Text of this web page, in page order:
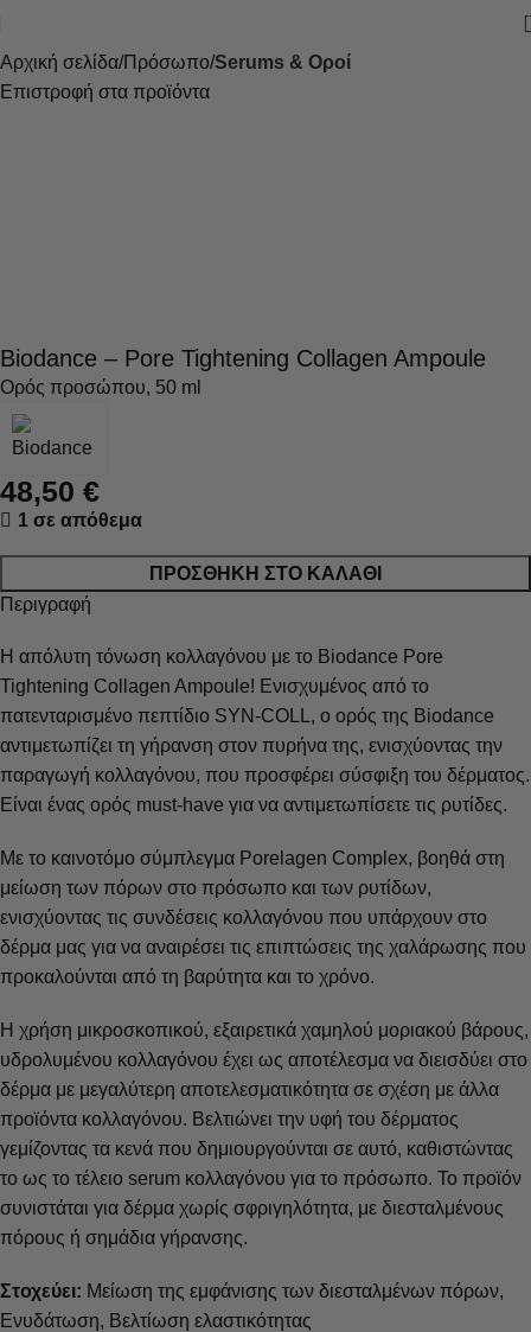
Αρχική σελίδα Πρόσωπο Serums & Οροί
Επιστροφή στα προϊόντα
Biodance – Pore Tightening Collagen Ampoule
Ορός προσώπου, 50 ml
48,50 €
1 σε απόθεμα
ΠΡΟΣΘΉΚΗ ΣΤΟ ΚΑΛΆΘΙ
Περιγραφή
Η απόλυτη τόνωση κολλαγόνου με το Biodance Pore
Tightening Collagen Ampoule! Ενισχυμένος από το
πατενταρισμένο πεπτίδιο SYN-COLL, ο ορός της Biodance
αντιμετωπίζει τη γήρανση στον πυρήνα της, ενισχύοντας την
παραγωγή κολλαγόνου, που προσφέρει σύσφιξη του δέρματος.
Είναι ένας ορός must-have για να αντιμετωπίσετε τις ρυτίδες.
Με το καινοτόμο σύμπλεγμα Porelagen Complex, βοηθά στη
μείωση των πόρων στο πρόσωπο και των ρυτίδων,
ενισχύοντας τις συνδέσεις κολλαγόνου που υπάρχουν στο
δέρμα μας για να αναιρέσει τις επιπτώσεις της χαλάρωσης που
προκαλούνται από τη βαρύτητα και το χρόνο.
Η χρήση μικροσκοπικού, εξαιρετικά χαμηλού μοριακού βάρους,
υδρολυμένου κολλαγόνου έχει ως αποτέλεσμα να διεισδύει στο
δέρμα με μεγαλύτερη αποτελεσματικότητα σε σχέση με άλλα
προϊόντα κολλαγόνου. Βελτιώνει την υφή του δέρματος
γεμίζοντας τα κενά που δημιουργούνται σε αυτό, καθιστώντας
το ως το τέλειο serum κολλαγόνου για το πρόσωπο. Το προϊόν
συνιστάται για δέρμα χωρίς σφριγηλότητα, με διεσταλμένους
πόρους ή σημάδια γήρανσης.
Στοχεύει: Μείωση της εμφάνισης των διεσταλμένων πόρων,
Ενυδάτωση, Βελτίωση ελαστικότητας